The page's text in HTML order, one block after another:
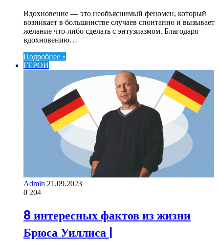
Вдохновение — это необъяснимый феномен, который
возникает в большинстве случаев спонтанно и вызывает
желание что-либо сделать с энтузиазмом. Благодаря
вдохновению…
Подробнее »
ГЕРОИ
Admin 21.09.2023
0 204
8 интересных фактов из жизни
Брюса Уиллиса |